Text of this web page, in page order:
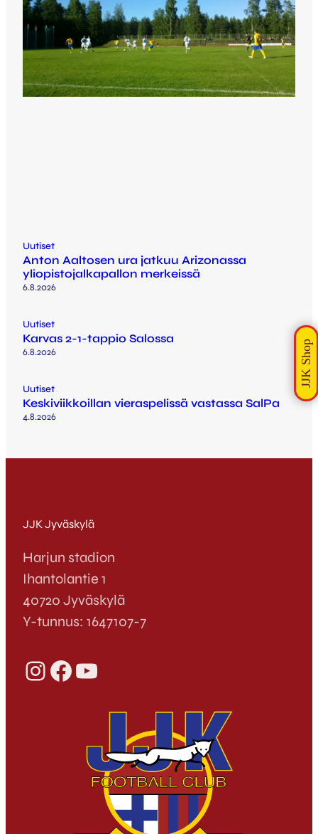
Uutiset
Anton Aaltosen ura jatkuu Arizonassa
yliopistojalkapallon merkeissä
6.8.2026
Uutiset
Karvas 2-1-tappio Salossa
6.8.2026
Uutiset
Keskiviikkoillan vieraspelissä vastassa SalPa
4.8.2026
JJK Jyväskylä
Harjun stadion
Ihantolantie 1
40720 Jyväskylä
Y-tunnus: 1647107-7
InstagramFacebook YouTube